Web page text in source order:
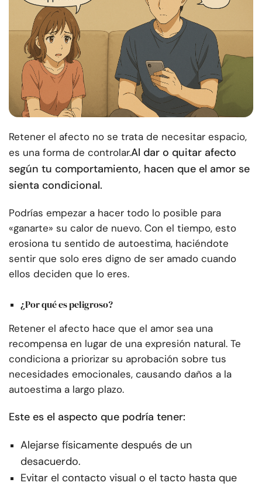
Retener el afecto no se trata de necesitar espacio,
es una forma de controlar.Al dar o quitar afecto
según tu comportamiento, hacen que el amor se
sienta condicional.
Podrías empezar a hacer todo lo posible para
«ganarte» su calor de nuevo. Con el tiempo, esto
erosiona tu sentido de autoestima, haciéndote
sentir que solo eres digno de ser amado cuando
ellos deciden que lo eres.
¿Por qué es peligroso?
Retener el afecto hace que el amor sea una
recompensa en lugar de una expresión natural. Te
condiciona a priorizar su aprobación sobre tus
necesidades emocionales, causando daños a la
autoestima a largo plazo.
Este es el aspecto que podría tener:
Alejarse físicamente después de un
desacuerdo.
Evitar el contacto visual o el tacto hasta que